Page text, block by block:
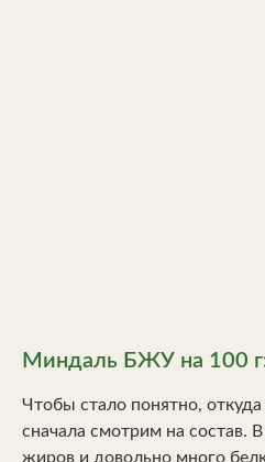
Миндаль БЖУ на 100 г:
Чтобы стало понятно, откуда
сначала смотрим на состав.
жиров и довольно много